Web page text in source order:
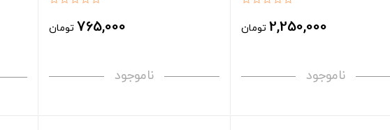
2,250,000 تومان
ناموجود
765,000 تومان
ناموجود